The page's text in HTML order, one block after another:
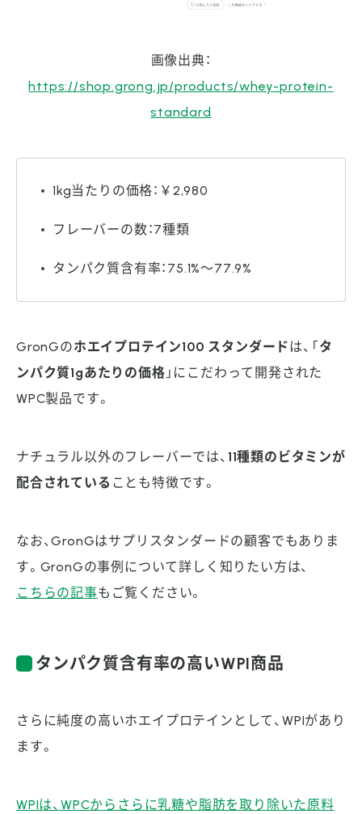
画像出典：
https://shop.grong.jp/products/whey-protein-
standard
1kg当たりの価格：￥2,980
フレーバーの数：7種類
タンパク質含有率：75.1%～77.9%
GronGのホエイプロテイン100 スタンダードは、「タ
ンパク質1gあたりの価格 」にこだわって開発された
WPC製品です。
ナチュラル以外のフレーバーでは、 11種類のビタミンが
配合されている ことも特徴です。
なお、GronGはサプリスタンダードの顧客でもありま
す。GronGの事例について詳しく知りたい方は、
こちらの記事もご覧ください。
タンパク質含有率の高いWPI商品
さらに純度の高いホエイプロテインとして、WPIがあり
ます。
WPIは、WPCからさらに乳糖や脂肪を取り除いた原料